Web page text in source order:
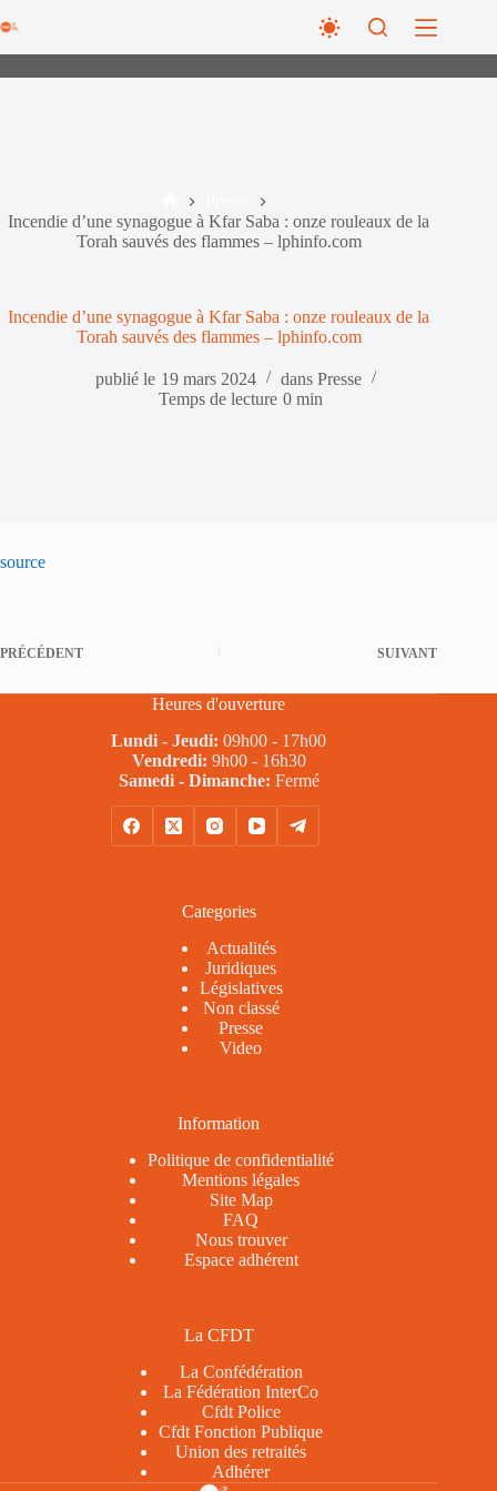
au
Accueil
Incendie d’une synagogue à Kfar Saba : onze rouleaux de la
Torah sauvés des flammes – lphinfo.com
Incendie d’une synagogue à Kfar Saba : onze rouleaux de la
Torah sauvés des flammes – lphinfo.com
publié le 19 mars 2024 dans Presse
Temps de lecture 0 min
source
PRÉCÉDENT SUIVANT
Heures d'ouverture
Lundi - Jeudi: 09h00 - 17h00
Vendredi: 9h00 - 16h30
Samedi - Dimanche: Fermé
Categories
Actualités
Juridiques
Législatives
Non classé
Presse
Video
Information
Politique de confidentialité
Mentions légales
Site Map
FAQ
Nous trouver
Espace adhérent
La CFDT
La Confédération
La Fédération InterCo
Cfdt Police
Cfdt Fonction Publique
Union des retraités
Adhérer